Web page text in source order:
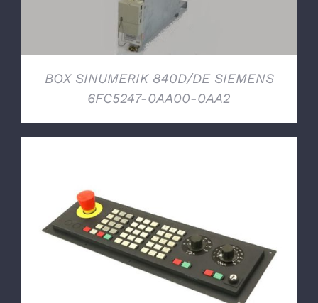
BOX SINUMERIK 840D/DE SIEMENS
6FC5247-0AA00-0AA2
DETTAGLI